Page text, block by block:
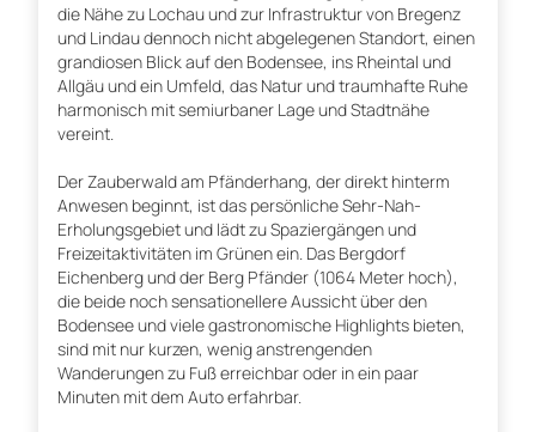
die Nähe zu Lochau und zur Infrastruktur von Bregenz
und Lindau dennoch nicht abgelegenen Standort, einen
grandiosen Blick auf den Bodensee, ins Rheintal und
Allgäu und ein Umfeld, das Natur und traumhafte Ruhe
harmonisch mit semiurbaner Lage und Stadtnähe
vereint.
Der Zauberwald am Pfänderhang, der direkt hinterm
Anwesen beginnt, ist das persönliche Sehr-Nah-
Erholungsgebiet und lädt zu Spaziergängen und
Freizeitaktivitäten im Grünen ein. Das Bergdorf
Eichenberg und der Berg Pfänder (1064 Meter hoch),
die beide noch sensationellere Aussicht über den
Bodensee und viele gastronomische Highlights bieten,
sind mit nur kurzen, wenig anstrengenden
Wanderungen zu Fuß erreichbar oder in ein paar
Minuten mit dem Auto erfahrbar.